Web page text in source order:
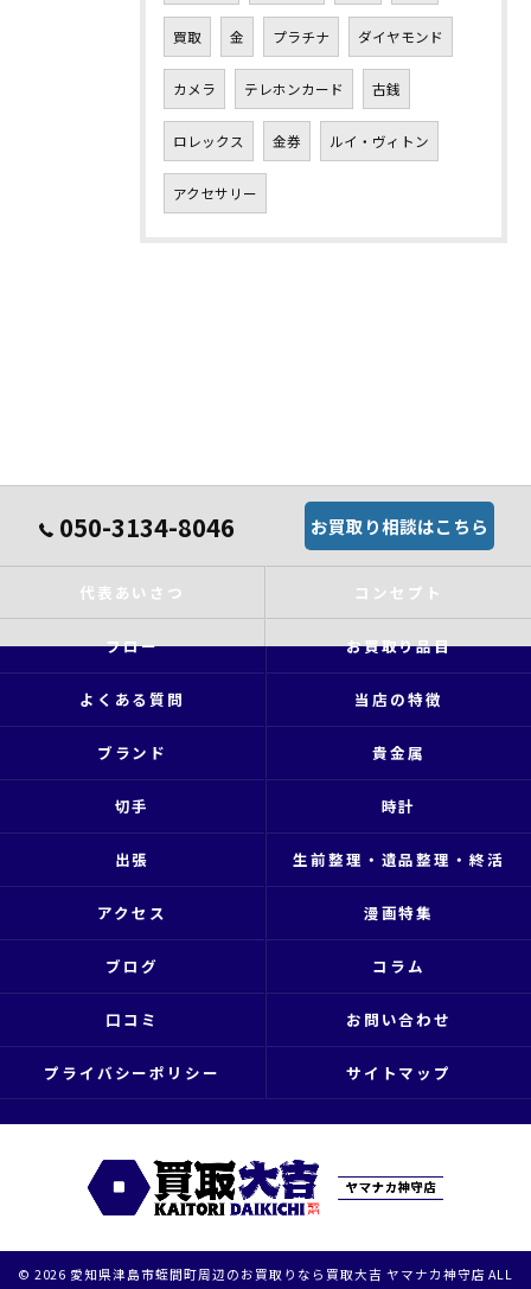
買取 金 プラチナ ダイヤモンド
カメラ テレホンカード 古銭
ロレックス 金券 ルイ・ヴィトン
アクセサリー
050-3134-8046 お買取り相談はこちら
代表あいさつ コンセプト
フロー お買取り品目
よくある質問 当店の特徴
ブランド 貴金属
切手 時計
出張 生前整理・遺品整理・終活
アクセス 漫画特集
ブログ コラム
口コミ お問い合わせ
プライバシーポリシー サイトマップ
© 2026 愛知県津島市蛭間町周辺のお買取りなら買取大吉 ヤマナカ神守店 ALL